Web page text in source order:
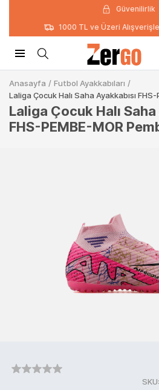
Güvenilirlik
1000 TL ve Üzeri
Anasayfa / Futbol Ayakkabıları /
Laliga Çocuk Halı Saha Ayakkabısı FHS-
Laliga Çocuk Halı Saha
FHS-PEMBE-MOR
SKU: